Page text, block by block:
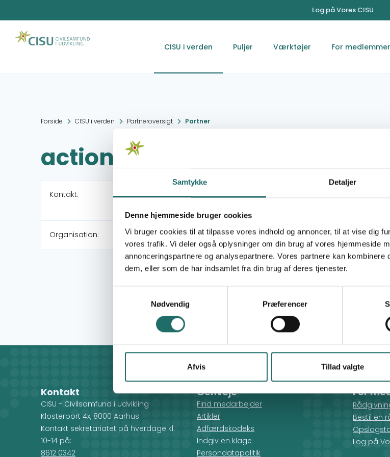
Samtykke Detaljer
Denne hjemmeside bruger cookies
Vi bruger cookies til at tilpasse vores indhold og annoncer, til at vise dig
vores trafik. Vi deler også oplysninger om din brug af vores hjemmeside
annonceringspartnere og analysepartnere. Vores partnere kan
dem, eller som de har indsamlet fra din brug af deres tjenester.
Nødvendig
Præferencer
Afvis Tillad valgte
Log på Vores CISU
CISU i verden Puljer Værktøjer For medlemmer
Forside CISU i verden Partneroversigt Partner
actionaid
Kontakt:
Jib Janin
Organisation: Zaher - Grow to Learn
Kontakt
CISU - Civilsamfund i Udvikling
Klosterport 4x, 8000 Aarhus
Kontakt sekretariatet på hverdage kl.
10-14 på:
8612 0342
Genveje
Find medarbejder
Artikler
Adfærdskodeks
Indgiv en klage
Persondatapolitik
For
Bestil en
Log på